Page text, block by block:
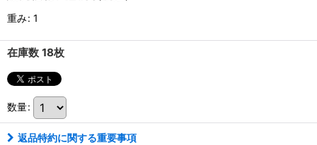
重み: 1
在庫数 18枚
数量:
返品特約に関する重要事項